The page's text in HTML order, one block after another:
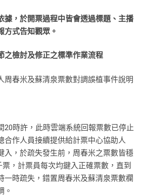
據，於開票過程中皆會透過標題、主播
方式告知觀眾。
之檢討及修正之標準作業流程
周春米及蘇清泉票數對調誤植事件說明
20時許，此時雲端系統回報票數已停止
合作人員接續提供給計票中心協助人
入，於疏失發生前，周春米之票數皆穩
，計票員每次均鍵入正確票數，直到
一時疏失，錯置周春米及蘇清泉票數欄
。